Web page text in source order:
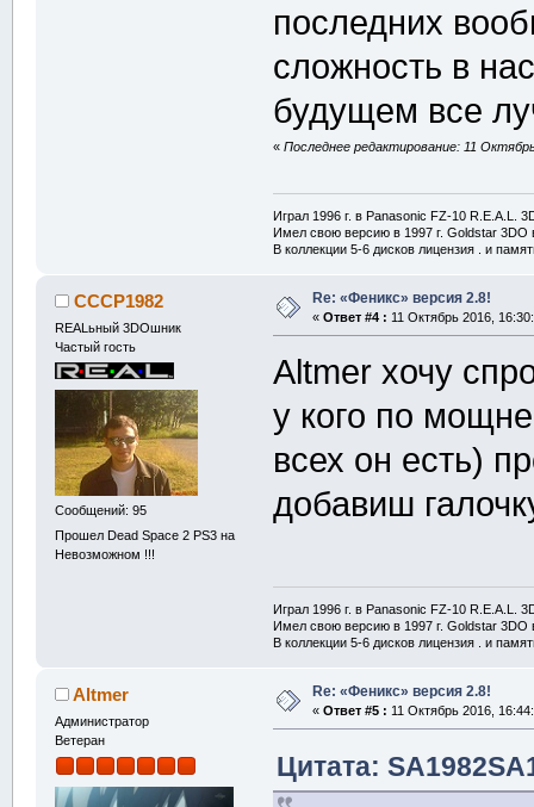
последних
сложность в
будущем все
«Последнее редактирование: 11
Играл 1996 г. в Panasonic FZ-10 R.E.A.L.
Имел свою версию в 1997 г. Goldstar 3DO
В коллекции 5-6 дисков лицензия . и
CCCP1982
REALьный 3DOшник
Частый гость
Сообщений: 95
Прошел Dead Space 2 PS3 на
Невозможном !!!
Re: «Феникс» версия 2.8!
« Ответ #4 : 11 Октябрь 2016,
Altmer хочу
у кого по
всех он есть)
добавиш
Играл 1996 г. в Panasonic FZ-10 R.E.A.L.
Имел свою версию в 1997 г. Goldstar 3DO
В коллекции 5-6 дисков лицензия . и
Altmer
Администратор
Ветеран
Re: «Феникс» версия 2.8!
« Ответ #5 : 11 Октябрь 2016,
Цитата: